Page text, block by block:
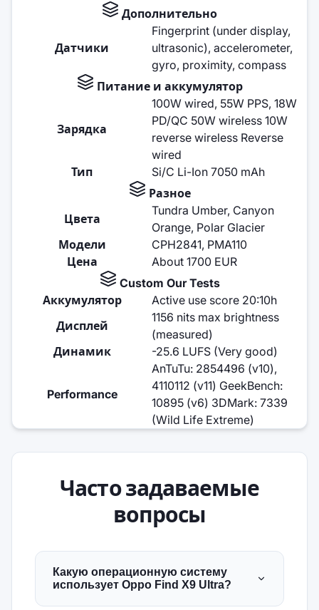
Дополнительно
Датчики
Fingerprint (under display,
ultrasonic), accelerometer,
gyro, proximity, compass
Питание и аккумулятор
Зарядка
100W wired, 55W PPS, 18W
PD/QC 50W wireless 10W
reverse wireless Reverse
wired
Тип
Si/C Li-Ion 7050 mAh
Разное
Цвета
Tundra Umber, Canyon
Orange, Polar Glacier
Модели
CPH2841, PMA110
Цена
About 1700 EUR
Custom Our Tests
Аккумулятор
Active use score 20:10h
Дисплей
1156 nits max brightness
(measured)
Динамик
-25.6 LUFS (Very good)
Performance
AnTuTu: 2854496 (v10),
4110112 (v11) GeekBench:
10895 (v6) 3DMark: 7339
(Wild Life Extreme)
Часто задаваемые
вопросы
Какую операционную систему
использует Oppo Find X9 Ultra?